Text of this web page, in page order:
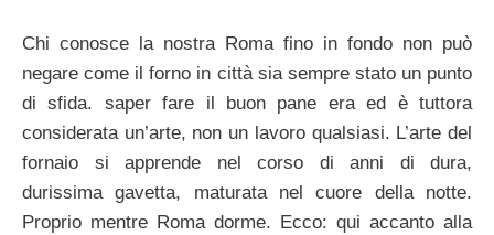
Chi conosce la nostra Roma fino in fondo non può
negare come il forno in città sia sempre stato un punto
di sfida. saper fare il buon pane era ed è tuttora
considerata un’arte, non un lavoro qualsiasi. L’arte del
fornaio si apprende nel corso di anni di dura,
durissima gavetta, maturata nel cuore della notte.
Proprio mentre Roma dorme. Ecco: qui accanto alla